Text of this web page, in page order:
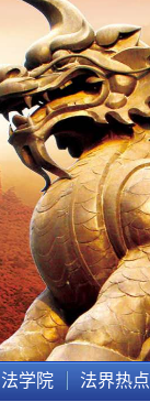
法学院 法界热点